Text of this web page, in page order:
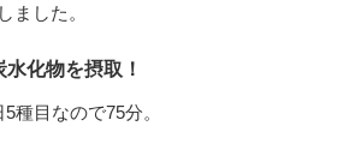
ました。
水化物を摂取！
種目なので75分。